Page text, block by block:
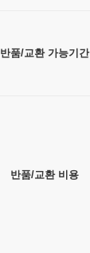
반품/교환 가능기간
반품/교환 비용